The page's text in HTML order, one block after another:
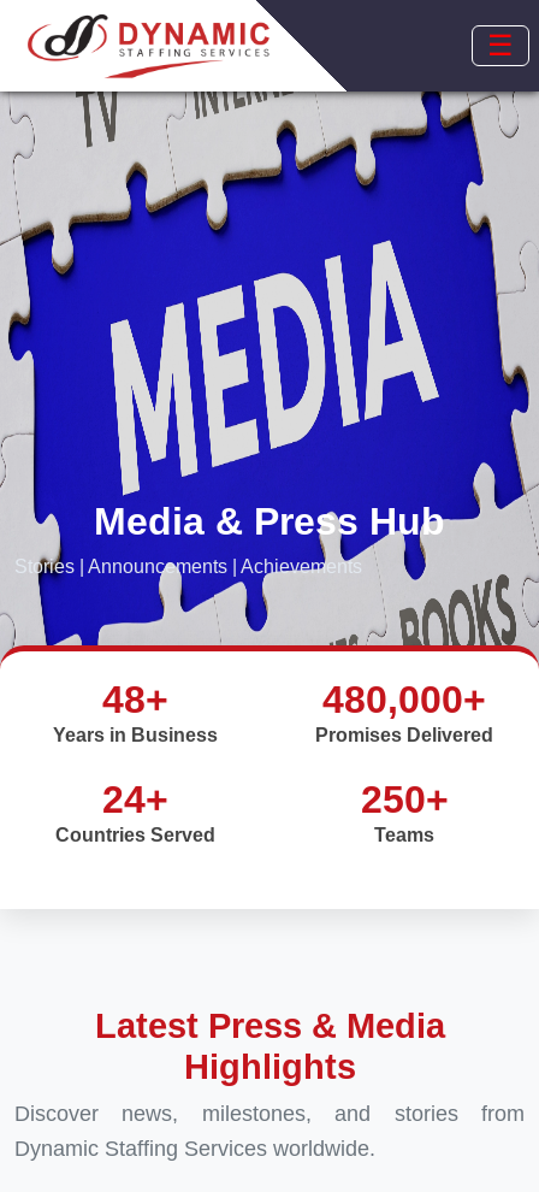
☰
Media & Press Hub
Stories | Announcements | Achievements
48+
Years in Business
480,000+
Promises Delivered
24+
Countries Served
250+
Teams
Latest Press & Media
Highlights
Discover news, milestones, and stories from
Dynamic Staffing Services worldwide.